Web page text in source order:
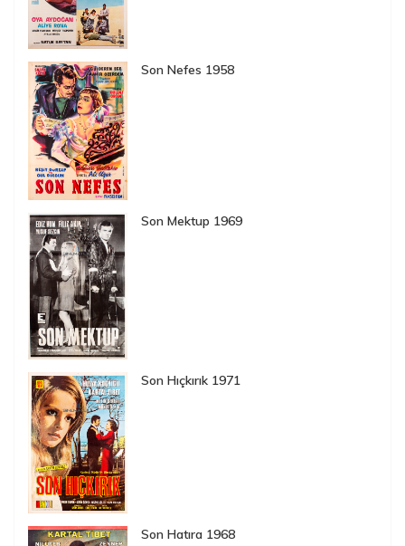
Son Nefes 1958
Son Mektup 1969
Son Hıçkırık 1971
Son Hatıra 1968